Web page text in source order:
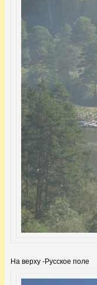
На верху -Русское поле